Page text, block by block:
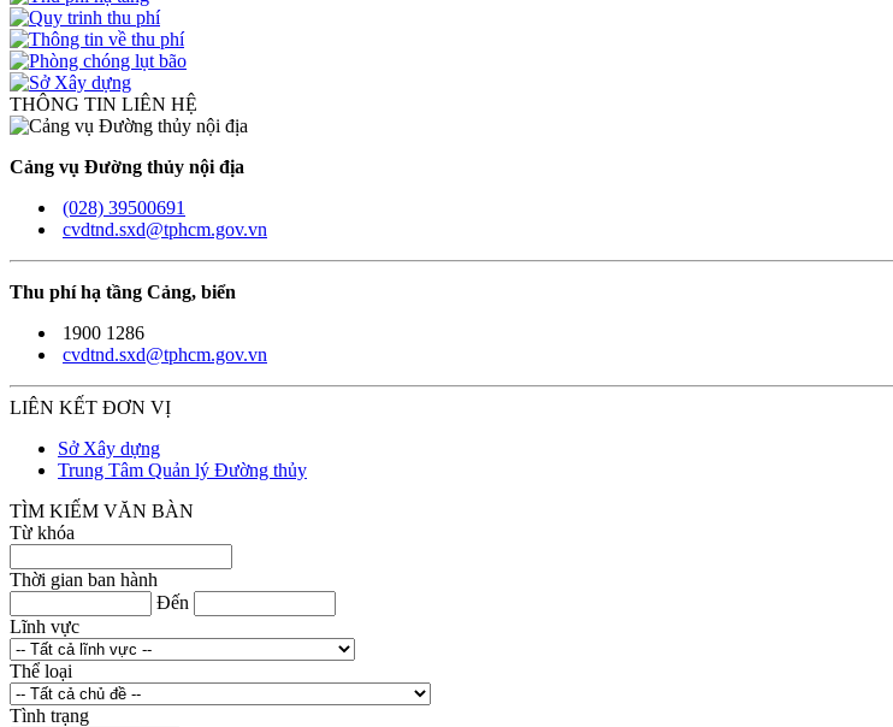
THÔNG TIN LIÊN HỆ
Cảng vụ Đường thủy nội địa
(028) 39500691
cvdtnd.sxd@tphcm.gov.vn
Thu phí hạ tầng Cảng, biển
1900 1286
cvdtnd.sxd@tphcm.gov.vn
LIÊN KẾT ĐƠN VỊ
Sở Xây dựng
Trung Tâm Quản lý Đường thủy
TÌM KIẾM VĂN BÀN
Từ khóa
Thời gian ban hành
Đến
Lĩnh vực
Thể loại
Tình trạng